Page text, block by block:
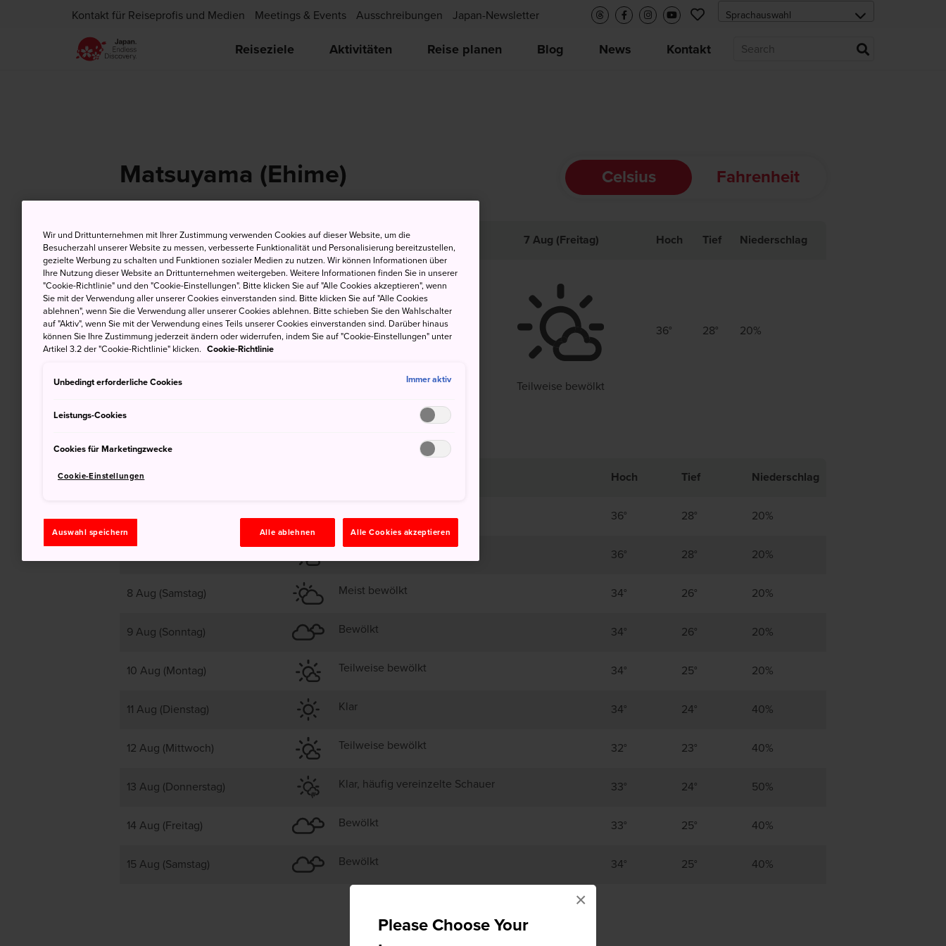
Please Choose Your
×
Kontakt für Reiseprofis und Medien Meetings & Events Ausschreibungen Japan-Newsletter
Reiseziele Aktivitäten Reise planen Blog News Kontakt
Matsuyama (Ehime) Celsius Fahrenheit
6 Aug (Donnerstag) Hoch Tief Niederschlag 7 Aug (Freitag) Hoch Tief Niederschlag
Teilweise bewölkt
36° 28° 20%
Teilweise bewölkt
36° 28° 20%
Hoch Tief Niederschlag
6 Aug (Donnerstag) 36° 28° 20%
36° 28° 20%
8 Aug (Samstag) Meist bewölkt 34° 26° 20%
9 Aug (Sonntag) Bewölkt 34° 26° 20%
10 Aug (Montag) Teilweise bewölkt 34° 25° 20%
11 Aug (Dienstag) Klar 34° 24° 40%
12 Aug (Mittwoch) Teilweise bewölkt 32° 23° 40%
13 Aug (Donnerstag) Klar, häufig vereinzelte Schauer 33° 24° 50%
14 Aug (Freitag) Bewölkt 33° 25° 40%
15 Aug (Samstag) Bewölkt 34° 25° 40%
Wir und Drittunternehmen mit Ihrer Zustimmung verwenden Cookies auf dieser Website, um die
Besucherzahl unserer Website zu messen, verbesserte Funktionalität und Personalisierung bereitzustellen,
gezielte Werbung zu schalten und Funktionen sozialer Medien zu nutzen. Wir können Informationen über
Ihre Nutzung dieser Website an Drittunternehmen weitergeben. Weitere Informationen finden Sie in unserer
"Cookie-Richtlinie" und den "Cookie-Einstellungen". Bitte klicken Sie auf "Alle Cookies akzeptieren", wenn
Sie mit der Verwendung aller unserer Cookies einverstanden sind. Bitte klicken Sie auf "Alle Cookies
ablehnen", wenn Sie die Verwendung aller unserer Cookies ablehnen. Bitte schieben Sie den Wahlschalter
auf "Aktiv", wenn Sie mit der Verwendung eines Teils unserer Cookies einverstanden sind. Darüber hinaus
können Sie Ihre Zustimmung jederzeit ändern oder widerrufen, indem Sie auf "Cookie-Einstellungen" unter
Artikel 3.2 der "Cookie-Richtlinie" klicken. Cookie-Richtlinie
Unbedingt erforderliche Cookies Immer aktiv
Leistungs-Cookies
Cookies für Marketingzwecke
Cookie-Einstellungen
Auswahl speichern Alle ablehnen Alle Cookies akzeptieren